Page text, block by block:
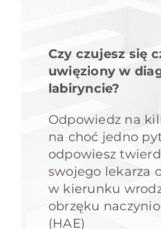
Czy czujesz się
uwięziony w
labiryncie?
Odpowiedz na
na choć jedno
odpowiesz
swojego lekarza
w kierunku
obrzęku
(HAE)